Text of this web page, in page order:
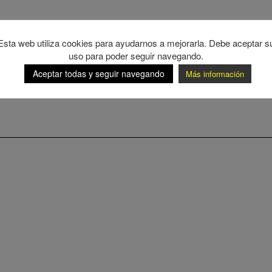
web utiliza cookies para ayudarnos a mejorarla. Debe aceptar
uso para poder seguir navegando.
Aceptar todas y seguir navegando Más información